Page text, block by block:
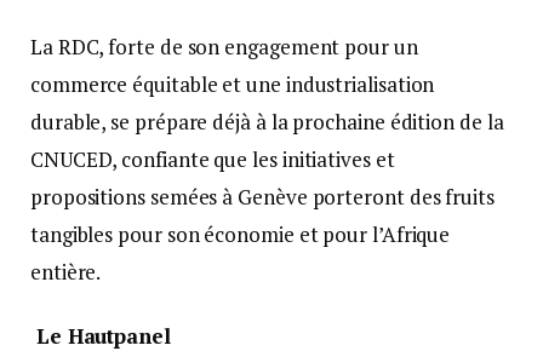
La RDC, forte de son engagement pour un
commerce équitable et une industrialisation
durable, se prépare déjà à la prochaine édition de la
CNUCED, confiante que les initiatives et
propositions semées à Genève porteront des fruits
tangibles pour son économie et pour l’Afrique
entière.
Le Hautpanel